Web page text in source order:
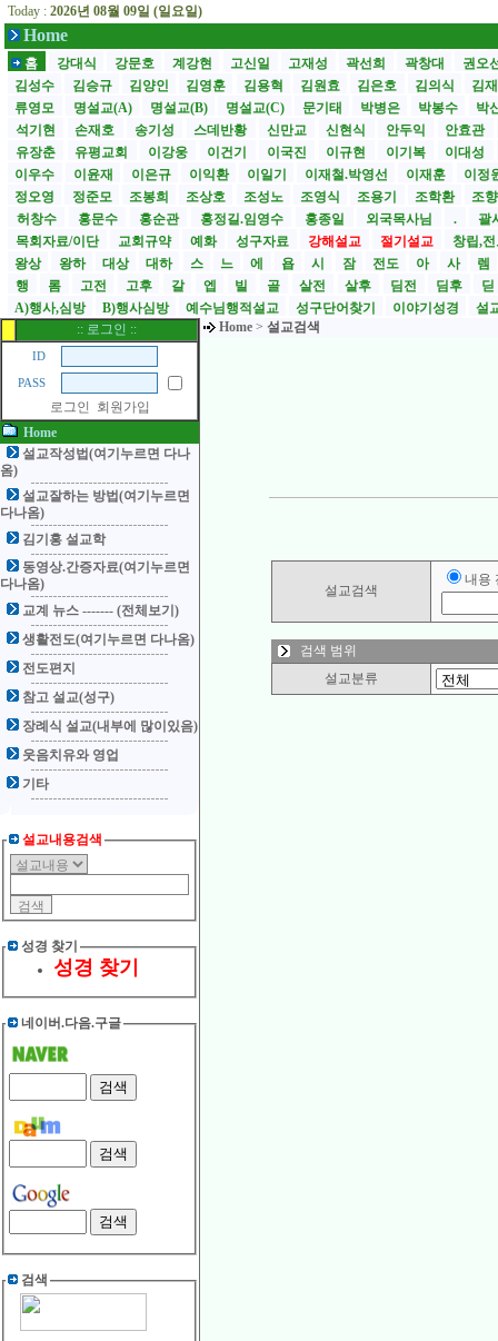
Today : 2026년 08월 09일 (일요일)
Home
홈 강대식 강문호 계강현 고신일 고재성 곽선희 곽창대
권오
김성수
김승규 김양인 김영훈 김용혁 김원효 김은호 김의식
김
류영모
명설교(A) 명설교(B) 명설교(C) 문기태 박병은 박봉수
박
석기현
손재호 송기성 스데반황 신만교 신현식 안두익
안효관
유장춘
유평교회 이강웅 이건기 이국진 이규현 이기복
이대성
이우수
이윤재 이은규 이익환 이일기 이재철.박영선 이재훈
이정
정오영
정준모 조봉희 조상호 조성노 조영식 조용기 조학환
조
허창수
홍문수 홍순관 홍정길.임영수 홍종일 외국목사님 .
괄
목회자료/이단
교회규약 예화 성구자료 강해설교 절기설교
창립,
왕상
왕하 대상 대하 스 느 에 욥 시 잠 전도 아 사
렘
행
롬 고전 고후 갈 엡 빌 골 살전 살후 딤전 딤후
딛
A)행사,심방
B)행사심방 예수님행적설교 성구단어찾기 이야기성경
설
:: 로그인 ::
ID
PASS
로그인
회원가입
Home
설교작성법(여기누르면 다나
옴)
설교잘하는 방법(여기누르면
다나옴)
김기홍 설교학
동영상.간증자료(여기누르면
다나옴)
교계 뉴스 ------- (전체보기)
생활전도(여기누르면 다나옴)
전도편지
참고 설교(성구)
장례식 설교(내부에 많이있음)
웃음치유와 영업
기타
설교내용검색
성경 찾기
성경 찾기
네이버.다음.구글
검색
Home > 설교검색
설교검색
내용
검색 범위
설교분류